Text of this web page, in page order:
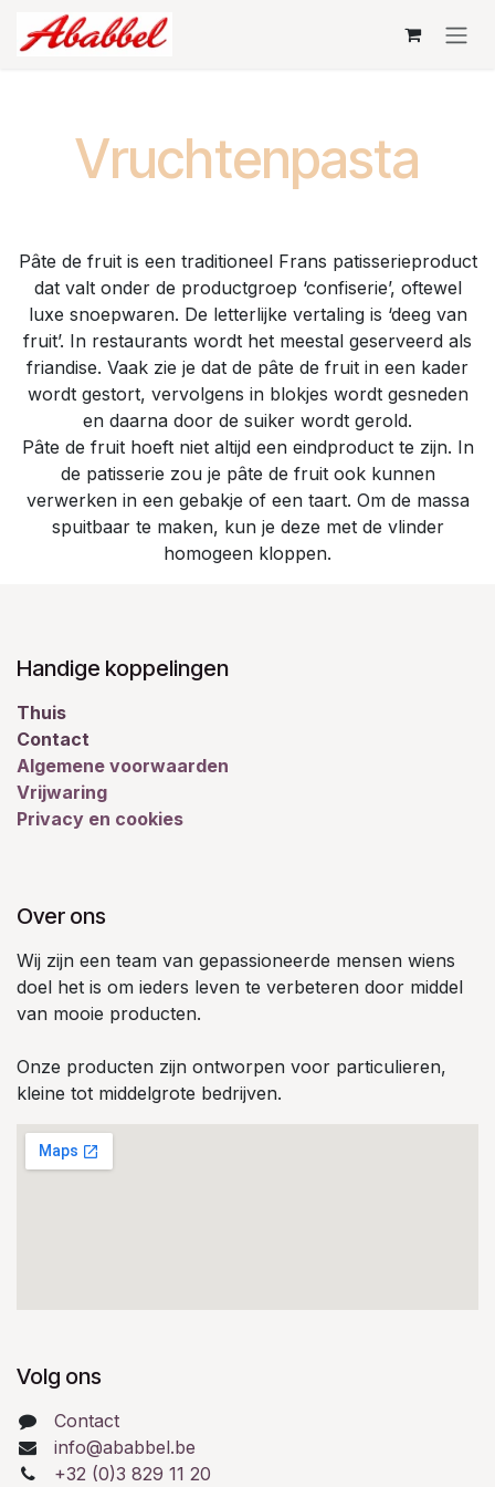
Overslaan naar inhoud
Vruchtenpasta
Pâte de fruit is een traditioneel Frans patisserieproduct
dat valt onder de productgroep ‘confiserie’, oftewel
luxe snoepwaren. De letterlijke vertaling is ‘deeg van
fruit’. In restaurants wordt het meestal geserveerd als
friandise. Vaak zie je dat de pâte de fruit in een kader
wordt gestort, vervolgens in blokjes wordt gesneden
en daarna door de suiker wordt gerold.
Pâte de fruit hoeft niet altijd een eindproduct te zijn. In
de patisserie zou je pâte de fruit ook kunnen
verwerken in een gebakje of een taart. Om de massa
spuitbaar te maken, kun je deze met de vlinder
homogeen kloppen.
Handige koppelingen
Thuis
Contact
Algemene voorwaarden
Vrijwaring
Privacy en cookies
Over ons
Wij zijn een team van gepassioneerde mensen wiens
doel het is om ieders leven te verbeteren door middel
van mooie producten.
Onze producten zijn ontworpen voor particulieren,
kleine tot middelgrote bedrijven.
Volg ons
Contact
info@ababbel.be
+32 (0)3 829 11 20